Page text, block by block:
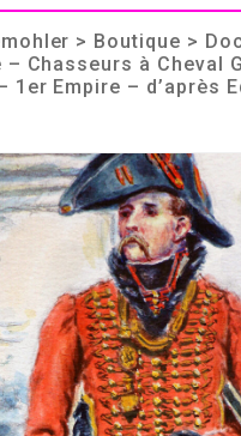
> Boutique >
– Chasseurs à Cheval
1er Empire – d’après